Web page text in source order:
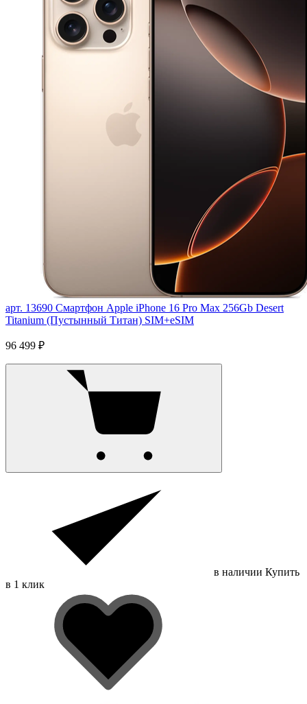
арт. 13690 Смартфон Apple iPhone 16 Pro Max 256Gb Desert
Titanium (Пустынный Титан) SIM+eSIM
96 499 ₽
в наличии Купить
в 1 клик